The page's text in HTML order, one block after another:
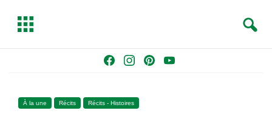
e
t
Y
T
g
e
a
À la une Récits Récits - Histoires